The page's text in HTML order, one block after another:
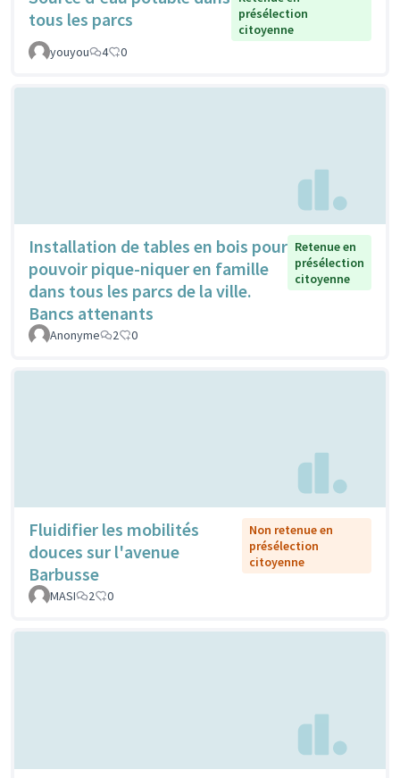
tous les parcs
présélection
citoyenne
youyou
4 0
Installation de tables en bois pour
pouvoir pique-niquer en famille
dans tous les parcs de la ville.
Bancs attenants
Retenue en
présélection
citoyenne
Anonyme 2 0
Fluidifier les mobilités
douces sur l'avenue
Barbusse
Non retenue en
présélection
citoyenne
MASI 2 0